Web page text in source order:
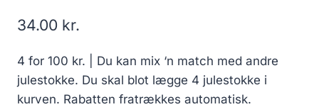
34.00 kr.
4 for 100 kr. | Du kan mix ‘n match med andre
julestokke. Du skal blot lægge 4 julestokke i
kurven. Rabatten fratrækkes automatisk.